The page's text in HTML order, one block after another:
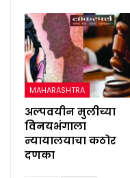
MAHARASHTRA
अल्पवयीन मुलीच्या
विनयभंगाला
न्यायालयाचा कठोर
दणका